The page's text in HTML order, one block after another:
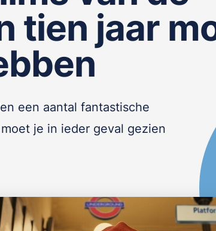
tien jaar
een aantal fantastische
je in ieder geval gezien